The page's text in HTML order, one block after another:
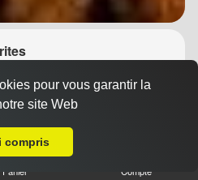
Panier Compte
pour vous garantir la
site Web
compris